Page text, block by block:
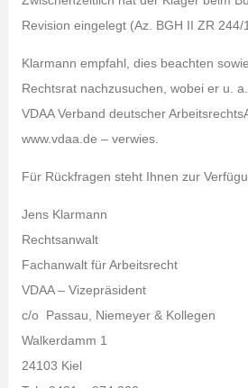
Revision eingelegt (Az. BGH II ZR 244/
Klarmann empfahl, dies beachten
Rechtsrat nachzusuchen, wobei er u.
VDAA Verband deutscher
www.vdaa.de – verwies.
Für Rückfragen steht Ihnen zur
Jens Klarmann
Rechtsanwalt
Fachanwalt für Arbeitsrecht
VDAA – Vizepräsident
c/o Passau, Niemeyer &
Walkerdamm 1
24103 Kiel